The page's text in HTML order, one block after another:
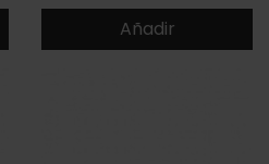
Añadir